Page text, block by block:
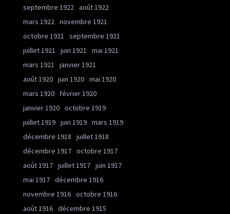
septembre 1922 août 1922
mars 1922 novembre 1921
octobre 1921
septembre 1921
juillet 1921
juin 1921
mai 1921
mars 1921
janvier 1921
août 1920 juin 1920 mai 1920
mars 1920
février 1920
janvier 1920 octobre 1919
juillet 1919 juin 1919 mars 1919
décembre 1918
juillet 1918
décembre 1917 octobre 1917
août 1917 juillet 1917 juin 1917
mai 1917 décembre 1916
novembre 1916 octobre 1916
août 1916 décembre 1915